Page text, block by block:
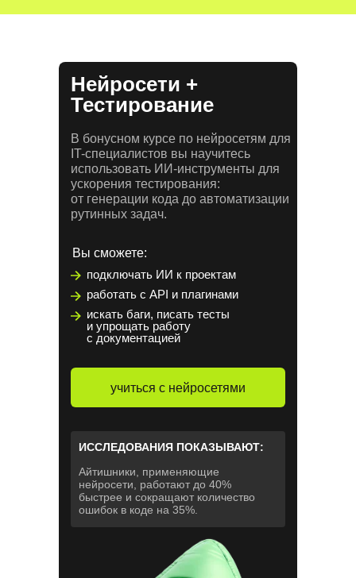
Нейросети +
Тестирование
В бонусном курсе по нейросетям для
IT-специалистов вы научитесь
использовать ИИ-инструменты для
ускорения тестирования:
от генерации кода до автоматизации
рутинных задач.
учиться с нейросетями
ИССЛЕДОВАНИЯ ПОКАЗЫВАЮТ:
Айтишники, применяющие
нейросети, работают до 40%
быстрее и сокращают количество
ошибок в коде на 35%.
Вы сможете:
подключать ИИ к проектам
работать с API и плагинами
искать баги, писать тесты
и упрощать работу
с документацией